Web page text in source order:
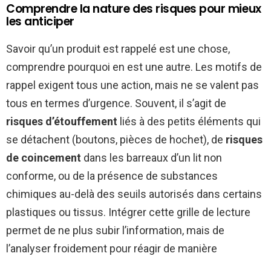
Comprendre la nature des risques pour mieux
les anticiper
Savoir qu’un produit est rappelé est une chose,
comprendre pourquoi en est une autre. Les motifs de
rappel exigent tous une action, mais ne se valent pas
tous en termes d’urgence. Souvent, il s’agit de
risques d’étouffement liés à des petits éléments qui
se détachent (boutons, pièces de hochet), de risques
de coincement dans les barreaux d’un lit non
conforme, ou de la présence de substances
chimiques au-delà des seuils autorisés dans certains
plastiques ou tissus. Intégrer cette grille de lecture
permet de ne plus subir l’information, mais de
l’analyser froidement pour réagir de manière